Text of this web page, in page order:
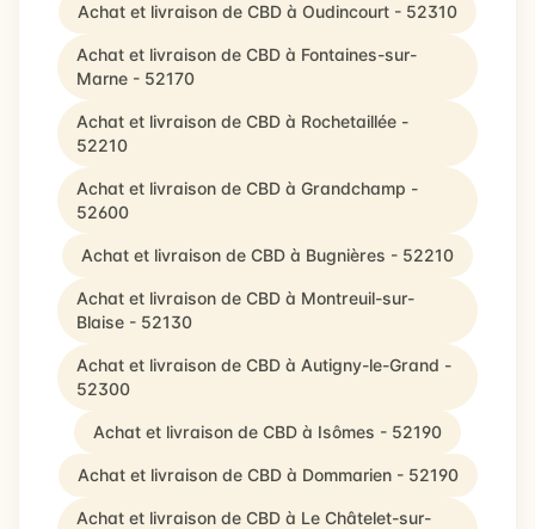
Achat et livraison de CBD à Oudincourt - 52310
Achat et livraison de CBD à Fontaines-sur-
Marne - 52170
Achat et livraison de CBD à Rochetaillée -
52210
Achat et livraison de CBD à Grandchamp -
52600
Achat et livraison de CBD à Bugnières - 52210
Achat et livraison de CBD à Montreuil-sur-
Blaise - 52130
Achat et livraison de CBD à Autigny-le-Grand -
52300
Achat et livraison de CBD à Isômes - 52190
Achat et livraison de CBD à Dommarien - 52190
Achat et livraison de CBD à Le Châtelet-sur-